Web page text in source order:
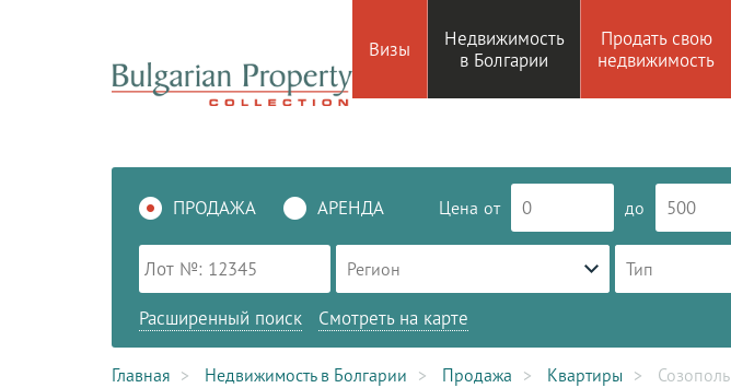
Визы
Недвижимость
в Болгарии
Продать свою
недвижимость
ПРОДАЖА АРЕНДА Цена от до
Регион Тип
Расширенный поиск Смотреть на карте
Главная Недвижимость в Болгарии Продажа Квартиры Созополь